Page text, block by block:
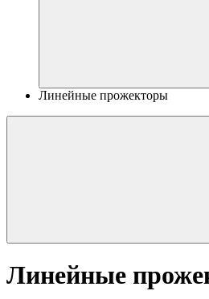
Линейные прожекторы
Линейные